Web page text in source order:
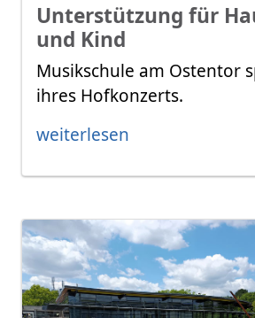
Unterstützung für
und Kind
Musikschule am Ostentor
ihres Hofkonzerts.
weiterlesen